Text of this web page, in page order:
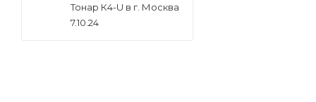
Тонар К4-U в г. Москва
7.10.24